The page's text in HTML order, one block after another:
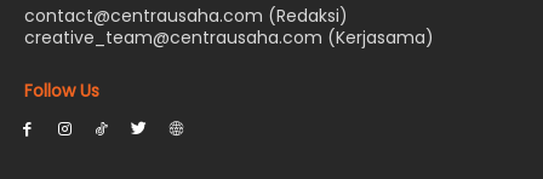
contact@centrausaha.com (Redaksi)
creative_team@centrausaha.com (Kerjasama)
Follow Us